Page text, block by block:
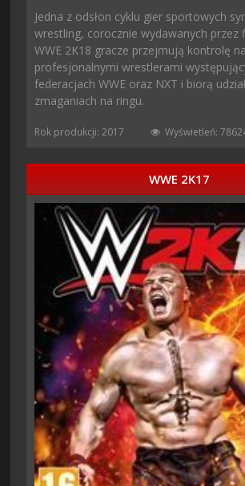
Jedna z odsłon cyklu gier sportowych
wrestling, corocznie wydawanych przez
WWE 2K18 gracze przejmują kontrolę
profesjonalnymi wrestlerami
federacjach WWE oraz NXT i biorą
zmaganiach na ringu.
Rok produkcji: 2017 Wyświetleń:
WWE 2K17